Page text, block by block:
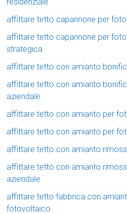
affittare tetto capannone per
affittare tetto capannone per
strategica
affittare tetto con amianto
affittare tetto con amianto
aziendale
affittare tetto con amianto per
affittare tetto con amianto per
affittare tetto con amianto
affittare tetto con amianto
aziendale
affittare tetto fabbrica con
fotovoltaico